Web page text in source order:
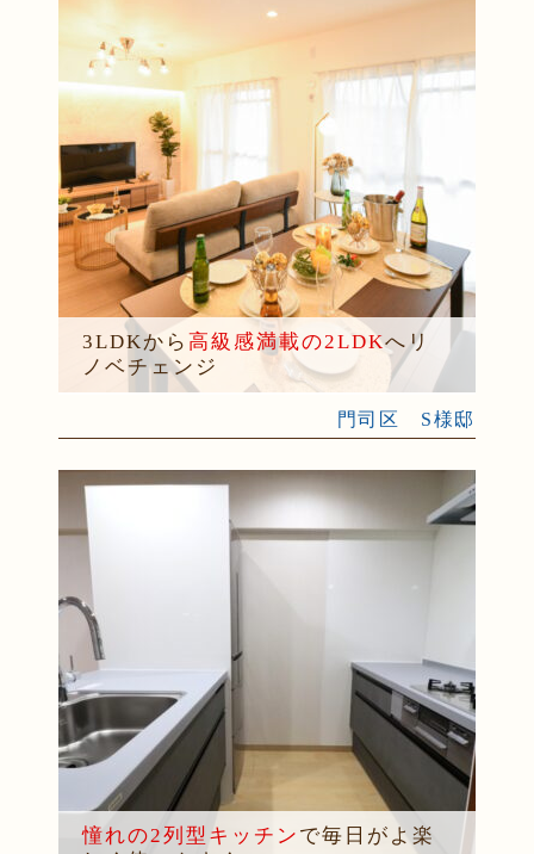
3LDKから 高級感満載の2LDKへリ
ノベチェンジ
門司区 S様邸
憧れの2列型キッチン で毎日がよ楽